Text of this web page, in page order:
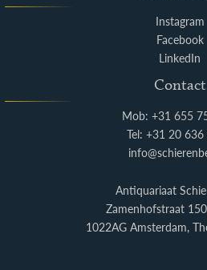
Instagram
Facebook
LinkedIn
Contact
Mob: +31 655
Tel: +31 20
Antiquariaat
Zamenhofstraat
1022AG Amsterdam,